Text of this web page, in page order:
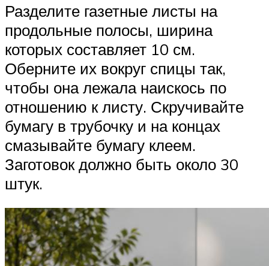
Разделите газетные листы на
продольные полосы, ширина
которых составляет 10 см.
Оберните их вокруг спицы так,
чтобы она лежала наискось по
отношению к листу. Скручивайте
бумагу в трубочку и на концах
смазывайте бумагу клеем.
Заготовок должно быть около 30
штук.